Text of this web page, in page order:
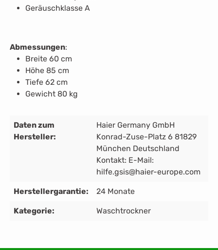
Geräuschklasse A
Abmessungen:
Breite 60 cm
Höhe 85 cm
Tiefe 62 cm
Gewicht 80 kg
Daten zum
Hersteller:
Haier Germany GmbH
Konrad-Zuse-Platz 6 81829
München Deutschland
Kontakt: E-Mail:
hilfe.gsis@haier-europe.com
Herstellergarantie: 24 Monate
Kategorie: Waschtrockner